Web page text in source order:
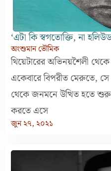
‘এটা কি স্বগতোক্তি, না
অংশুমান ভৌমিক
থিয়েটারের অভিনয়শৈলী
একেবারে বিপরীত মেরুতে,
থেকে জনমনে উত্থিত হতে
করতে এসে
জুন ২৭, ২০২১